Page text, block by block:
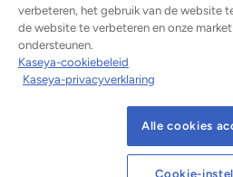
verbeteren, het gebruik van de website
de website te verbeteren en onze
ondersteunen.
Kaseya-cookiebeleid
Kaseya-privacyverklaring
Alle cookies
Cookie-